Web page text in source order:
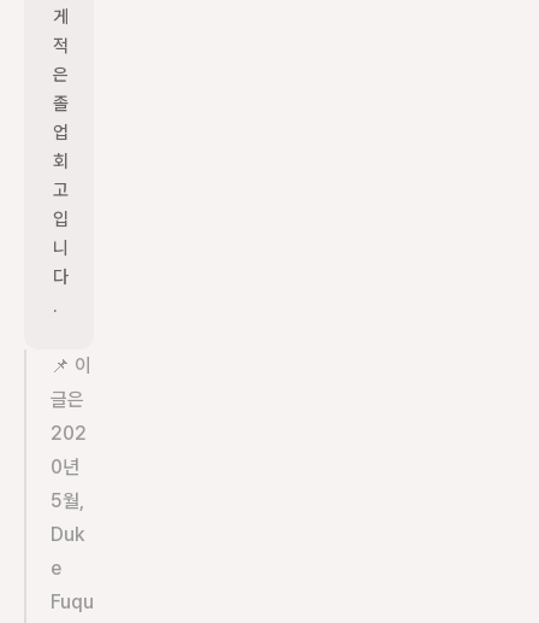
게
적
은
졸
업
회
고
입
니
다
.
📌 이
글은
202
0년
5월,
Duk
e
Fuqu